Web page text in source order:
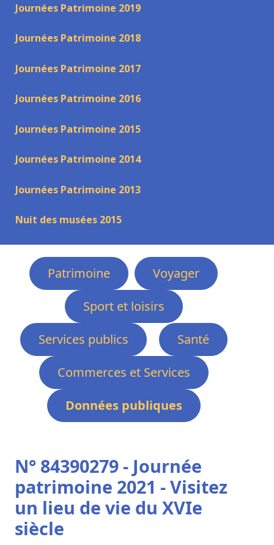
Journées Patrimoine 2019
Journées Patrimoine 2018
Journées Patrimoine 2017
Journées Patrimoine 2016
Journées Patrimoine 2015
Journées Patrimoine 2014
Journées Patrimoine 2013
Nuit des musées 2015
Patrimoine
Voyager
Sport et loisirs
Services publics
Santé
Commerces et Services
Données publiques
N° 84390279 - Journée
patrimoine 2021 - Visitez
un lieu de vie du XVIe
siècle